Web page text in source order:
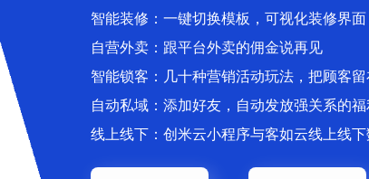
智能装修：一键切换模板，可视化装修界面
自营外卖：跟平台外卖的佣金说再见
智能锁客：几十种营销活动玩法，把顾客
自动私域：添加好友，自动发放强关系的福
线上线下：创米云小程序与客如云线上线下